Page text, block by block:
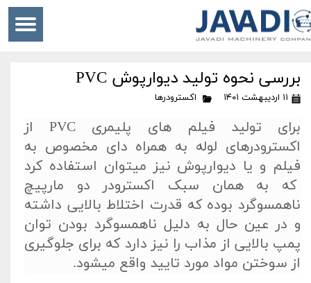
بررسی نحوه تولید دیوارپوش PVC
۱۱ اردیبهشت ۱۴۰۱ اکسترودرها
برای تولید فیلم ­های پلیمری PVC از
اکسترودرهای لوله به همراه دای مخصوص به
فیلم و یا دیوارپوش نیز می­توان استفاده کرد
که به همان سبک اکسترودر دو مارپیچ
ناهمسوگرد بوده که قدرت اختلاط بالایی داشته
و در عین حال به دلیل ناهمسوگرد بودن توان
پمپ بالایی از مذاب را نیز دارد که برای جلوگیری
از سوختن مواد مورد تایید واقع می­شود.